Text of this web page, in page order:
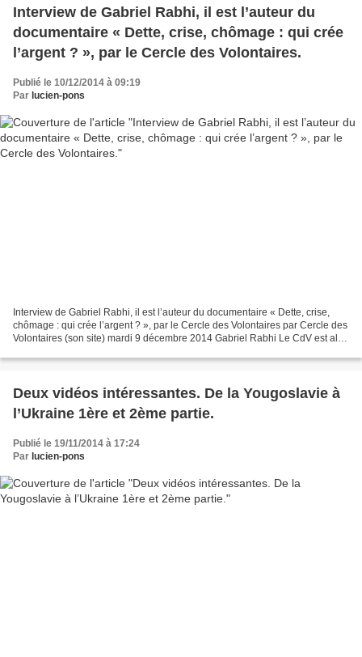
Interview de Gabriel Rabhi, il est l’auteur du
documentaire « Dette, crise, chômage : qui crée
l’argent ? », par le Cercle des Volontaires.
Publié le 10/12/2014 à 09:19
Par lucien-pons
Interview de Gabriel Rabhi, il est l’auteur du documentaire « Dette, crise,
chômage : qui crée l’argent ? », par le Cercle des Volontaires par Cercle des
Volontaires (son site) mardi 9 décembre 2014 Gabriel Rabhi Le CdV est allé
Deux vidéos intéressantes. De la Yougoslavie à
l’Ukraine 1ère et 2ème partie.
Publié le 19/11/2014 à 17:24
Par lucien-pons